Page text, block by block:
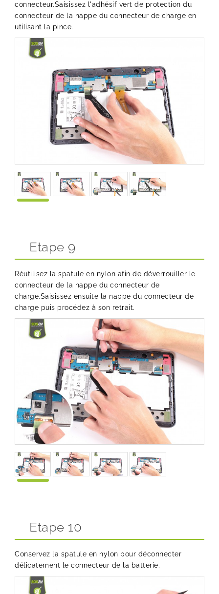
connecteur.Saisissez l'adhésif vert de protection du
connecteur de la nappe du connecteur de charge en
utilisant la pince.
Etape 9
Réutilisez la spatule en nylon afin de déverrouiller le
connecteur de la nappe du connecteur de
charge.Saisissez ensuite la nappe du connecteur de
charge puis procédez à son retrait.
Etape 10
Conservez la spatule en nylon pour déconnecter
délicatement le connecteur de la batterie.